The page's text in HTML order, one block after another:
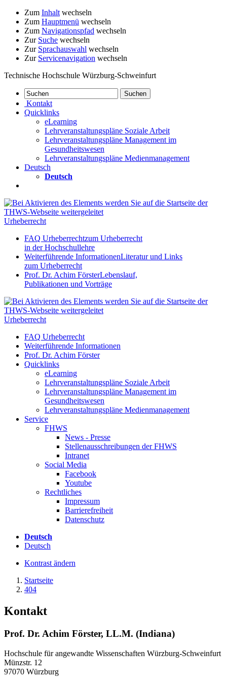
Zum Inhalt wechseln
Zum Hauptmenü wechseln
Zum Navigationspfad wechseln
Zur Suche wechseln
Zur Sprachauswahl wechseln
Zur Servicenavigation wechseln
Technische Hochschule Würzburg-Schweinfurt
Kontakt
Quicklinks
eLearning
Lehrveranstaltungspläne Soziale Arbeit
Lehrveranstaltungspläne Management im
Gesundheitswesen
Lehrveranstaltungspläne Medienmanagement
Deutsch
Deutsch
Urheberrecht
FAQ Urheberrechtzum Urheberrecht
in der Hochschullehre
Weiterführende InformationenLiteratur und Links
zum Urheberrecht
Prof. Dr. Achim FörsterLebenslauf,
Publikationen und Vorträge
Urheberrecht
FAQ Urheberrecht
Weiterführende Informationen
Prof. Dr. Achim Förster
Quicklinks
eLearning
Lehrveranstaltungspläne Soziale Arbeit
Lehrveranstaltungspläne Management im
Gesundheitswesen
Lehrveranstaltungspläne Medienmanagement
Service
FHWS
News - Presse
Stellenausschreibungen der FHWS
Intranet
Social Media
Facebook
Youtube
Rechtliches
Impressum
Barrierefreiheit
Datenschutz
Deutsch
Deutsch
Kontrast ändern
Startseite
404
Kontakt
Prof. Dr. Achim Förster, LL.M. (Indiana)
Hochschule für angewandte Wissenschaften Würzburg-Schweinfurt
Münzstr. 12
97070 Würzburg